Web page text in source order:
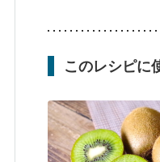
このレシピに